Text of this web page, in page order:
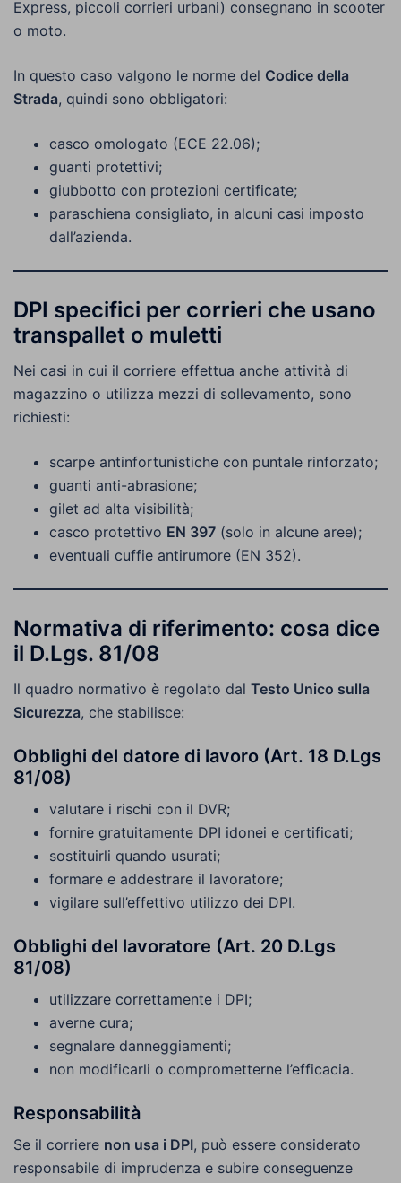
Express, piccoli corrieri urbani) consegnano in scooter
o moto.
In questo caso valgono le norme del Codice della
Strada, quindi sono obbligatori:
casco omologato (ECE 22.06);
guanti protettivi;
giubbotto con protezioni certificate;
paraschiena consigliato, in alcuni casi imposto
dall’azienda.
DPI specifici per corrieri che usano
transpallet o muletti
Nei casi in cui il corriere effettua anche attività di
magazzino o utilizza mezzi di sollevamento, sono
richiesti:
scarpe antinfortunistiche con puntale rinforzato;
guanti anti-abrasione;
gilet ad alta visibilità;
casco protettivo EN 397 (solo in alcune aree);
eventuali cuffie antirumore (EN 352).
Normativa di riferimento: cosa dice
il D.Lgs. 81/08
Il quadro normativo è regolato dal Testo Unico sulla
Sicurezza, che stabilisce:
Obblighi del datore di lavoro (Art. 18 D.Lgs
81/08)
valutare i rischi con il DVR;
fornire gratuitamente DPI idonei e certificati;
sostituirli quando usurati;
formare e addestrare il lavoratore;
vigilare sull’effettivo utilizzo dei DPI.
Obblighi del lavoratore (Art. 20 D.Lgs
81/08)
utilizzare correttamente i DPI;
averne cura;
segnalare danneggiamenti;
non modificarli o comprometterne l’efficacia.
Responsabilità
Se il corriere non usa i DPI, può essere considerato
responsabile di imprudenza e subire conseguenze